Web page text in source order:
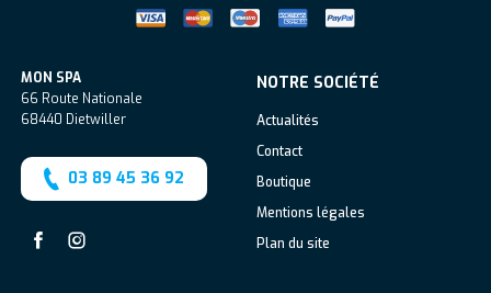
MON SPA
66 Route Nationale
68440 Dietwiller
03 89 45 36 92
NOTRE SOCIÉTÉ
Actualités
Contact
Boutique
Mentions légales
Plan du site